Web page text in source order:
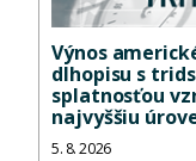
Výnos
dlhopisu s
splatnosťou
najvyššiu
5. 8. 2026